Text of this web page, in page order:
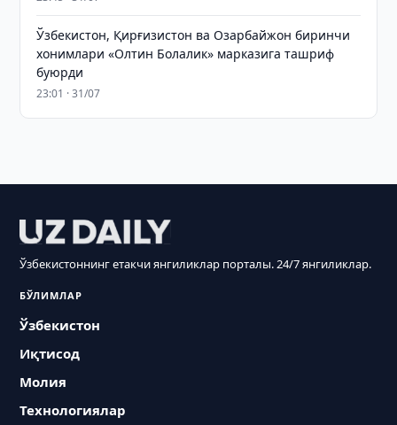
Ўзбекистон, Қирғизистон ва Озарбайжон биринчи
хонимлари «Олтин Болалик» марказига ташриф
буюрди
23:01 · 31/07
Ўзбекистоннинг етакчи янгиликлар порталы. 24/7 янгиликлар.
БЎЛИМЛАР
Ўзбекистон
Иқтисод
Молия
Технологиялар